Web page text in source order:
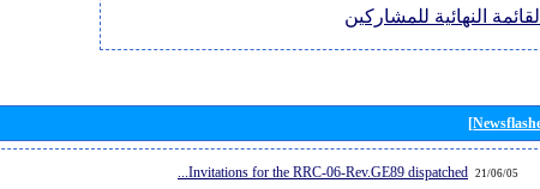
القائمة النهائية للمشاركين
21/06/05
Invitations for the RRC-06-Rev.GE89 dispatched...